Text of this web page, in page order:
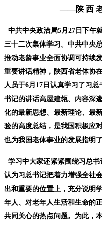
——陕西
中共中央政治局5 月 27 日下午
三十二次集体学习。中共中央
推动老龄事业全面协调可持续
重要讲话精神，陕西省老体协
人员于6 月 17 日认真学习了习
书记的讲话高屋建瓴、内容深
化的最新思想、最新理论、最
验的高度总结，是我国积极应
也为我国老体事业的发展指明了
学习中大家还紧紧围绕习总书
认为习总书记把着力增强全社
出和重要的位置上，充分说明
年人、对老年人生活和生命的
共同关心的热点问题。为此，